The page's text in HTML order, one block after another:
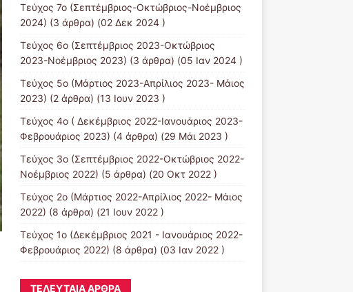
Τεύχος 7ο (Σεπτέμβριος-Οκτώβριος-Νοέμβριος
2024) (3 άρθρα) (02 Δεκ 2024 )
Τεύχος 6ο (Σεπτέμβριος 2023-Οκτώβριος
2023-Νοέμβριος 2023) (3 άρθρα) (05 Ιαν 2024 )
Τεύχος 5ο (Μάρτιος 2023-Απρίλιος 2023- Μάιος
2023) (2 άρθρα) (13 Ιουν 2023 )
Τεύχος 4ο ( Δεκέμβριος 2022-Ιανουάριος 2023-
Φεβρουάριος 2023) (4 άρθρα) (29 Μάι 2023 )
Τεύχος 3ο (Σεπτέμβριος 2022-Οκτώβριος 2022-
Νοέμβριος 2022) (5 άρθρα) (20 Οκτ 2022 )
Τεύχος 2ο (Μάρτιος 2022-Απρίλιος 2022- Μάιος
2022) (8 άρθρα) (21 Ιουν 2022 )
Τεύχος 1ο (Δεκέμβριος 2021 - Ιανουάριος 2022-
Φεβρουάριος 2022) (8 άρθρα) (03 Ιαν 2022 )
ΤΕΛΕΥΤΑΊΑ ΆΡΘΡΑ